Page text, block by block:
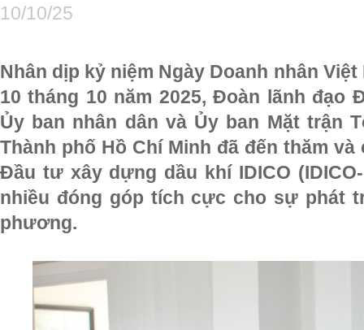
10/10/25
Nhân dịp kỷ niệm Ngày Doanh nhân Việt
10 tháng 10 năm 2025, Đoàn lãnh đạo
Ủy ban nhân dân và Ủy ban Mặt trận
Thành phố Hồ Chí Minh đã đến thăm
Đầu tư xây dựng dầu khí IDICO
nhiều đóng góp tích cực cho sự phát
phương.